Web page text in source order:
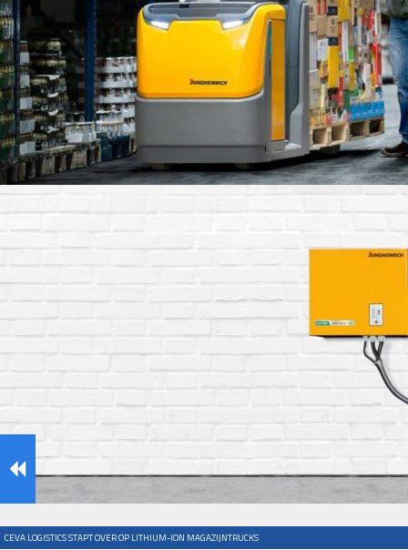
CEVA LOGISTICS STAPT OVER OP LITHIUM-ION MAGAZIJNTRUCKS